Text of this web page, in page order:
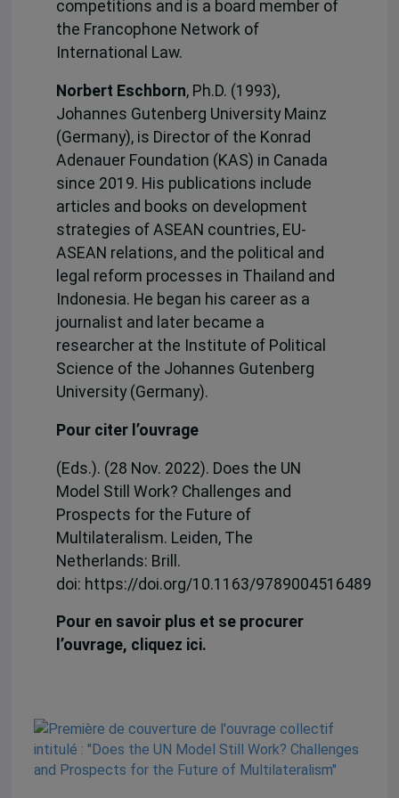
competitions and is a board member of
the Francophone Network of
International Law.
Norbert Eschborn, Ph.D. (1993),
Johannes Gutenberg University Mainz
(Germany), is Director of the Konrad
Adenauer Foundation (KAS) in Canada
since 2019. His publications include
articles and books on development
strategies of ASEAN countries, EU-
ASEAN relations, and the political and
legal reform processes in Thailand and
Indonesia. He began his career as a
journalist and later became a
researcher at the Institute of Political
Science of the Johannes Gutenberg
University (Germany).
Pour citer l’ouvrage
(Eds.). (28 Nov. 2022). Does the UN
Model Still Work? Challenges and
Prospects for the Future of
Multilateralism. Leiden, The
Netherlands: Brill.
doi: https://doi.org/10.1163/9789004516489
Pour en savoir plus et se procurer
l’ouvrage, cliquez ici.